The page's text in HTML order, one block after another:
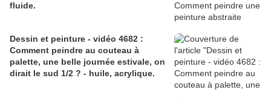
fluide.
Dessin et peinture - vidéo 4682 :
Comment peindre au couteau à
palette, une belle journée estivale, on
dirait le sud 1/2 ? - huile, acrylique.